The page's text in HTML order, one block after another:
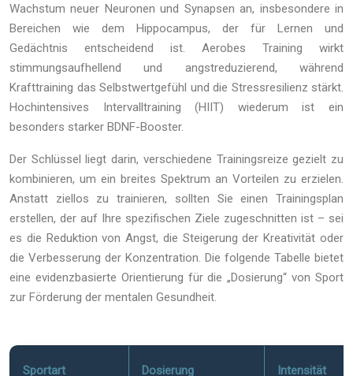
Wachstum neuer Neuronen und Synapsen an, insbesondere in
Bereichen wie dem Hippocampus, der für Lernen und
Gedächtnis entscheidend ist. Aerobes Training wirkt
stimmungsaufhellend und angstreduzierend, während
Krafttraining das Selbstwertgefühl und die Stressresilienz stärkt.
Hochintensives Intervalltraining (HIIT) wiederum ist ein
besonders starker BDNF-Booster.
Der Schlüssel liegt darin, verschiedene Trainingsreize gezielt zu
kombinieren, um ein breites Spektrum an Vorteilen zu erzielen.
Anstatt ziellos zu trainieren, sollten Sie einen Trainingsplan
erstellen, der auf Ihre spezifischen Ziele zugeschnitten ist – sei
es die Reduktion von Angst, die Steigerung der Kreativität oder
die Verbesserung der Konzentration. Die folgende Tabelle bietet
eine evidenzbasierte Orientierung für die „Dosierung“ von Sport
zur Förderung der mentalen Gesundheit.
Sportart Dosierung Intensität